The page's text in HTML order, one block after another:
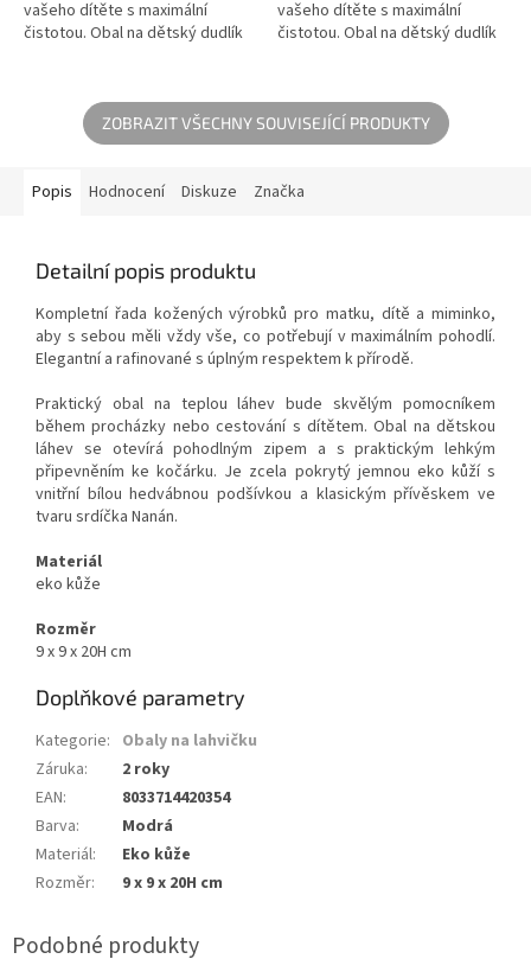
vašeho dítěte s maximální
čistotou. Obal na dětský dudlík
vašeho dítěte s maximální
čistotou. Obal na dětský dudlík
ZOBRAZIT VŠECHNY SOUVISEJÍCÍ PRODUKTY
Popis Hodnocení Diskuze Značka
Detailní popis produktu
Kompletní řada kožených výrobků pro matku, dítě a miminko,
aby s sebou měli vždy vše, co potřebují v maximálním pohodlí.
Elegantní a rafinované s úplným respektem k přírodě.
Praktický obal na teplou láhev bude skvělým pomocníkem
během procházky nebo cestování s dítětem. Obal na dětskou
láhev se otevírá pohodlným zipem a s praktickým lehkým
připevněním ke kočárku. Je zcela pokrytý jemnou eko kůží s
vnitřní bílou hedvábnou podšívkou a klasickým přívěskem ve
tvaru srdíčka Nanán.
Materiál
eko kůže
Rozměr
9 x 9 x 20H cm
Doplňkové parametry
Kategorie: Obaly na lahvičku
Záruka:
2 roky
EAN:
8033714420354
Barva:
Modrá
Materiál:
Eko kůže
Rozměr: 9 x 9 x 20H cm